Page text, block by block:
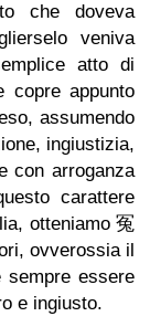
che doveva
veniva
atto di
appunto
assumendo
ingiustizia,
con arroganza
carattere
otteniamo 冤
ovverossia il
sempre essere
e ingiusto.